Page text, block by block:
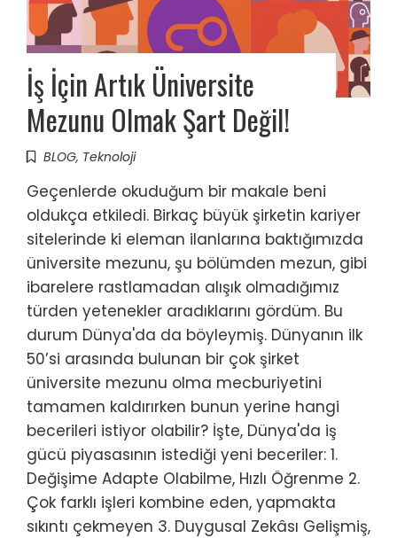
İş İçin Artık Üniversite
Mezunu Olmak Şart Değil!
BLOG, Teknoloji
Geçenlerde okuduğum bir makale beni
oldukça etkiledi. Birkaç büyük şirketin kariyer
sitelerinde ki eleman ilanlarına baktığımızda
üniversite mezunu, şu bölümden mezun, gibi
ibarelere rastlamadan alışık olmadığımız
türden yetenekler aradıklarını gördüm. Bu
durum Dünya'da da böyleymiş. Dünyanın ilk
50’si arasında bulunan bir çok şirket
üniversite mezunu olma mecburiyetini
tamamen kaldırırken bunun yerine hangi
becerileri istiyor olabilir? İşte, Dünya'da iş
gücü piyasasının istediği yeni beceriler: 1.
Değişime Adapte Olabilme, Hızlı Öğrenme 2.
Çok farklı işleri kombine eden, yapmakta
sıkıntı çekmeyen 3. Duygusal Zekâsı Gelişmiş,